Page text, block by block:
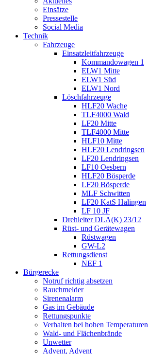
Einsätze
Pressestelle
Social Media
Technik
Fahrzeuge
Einsatzleitfahrzeuge
Kommandowagen 1
ELW1 Mitte
ELW1 Süd
ELW1 Nord
Löschfahrzeuge
HLF20 Wache
TLF4000 Wald
LF20 Mitte
TLF4000 Mitte
HLF10 Mitte
HLF20 Lendringsen
LF20 Lendringsen
LF10 Oesbern
HLF20 Bösperde
LF20 Bösperde
MLF Schwitten
LF20 KatS Halingen
LF 10 JF
Drehleiter DLA(K) 23/12
Rüst- und Gerätewagen
Rüstwagen
GW-L2
Rettungsdienst
NEF 1
Bürgerecke
Notruf richtig absetzen
Rauchmelder
Sirenenalarm
Gas im Gebäude
Rettungspunkte
Verhalten bei hohen Temperaturen
Wald- und Flächenbrände
Unwetter
Advent, Advent